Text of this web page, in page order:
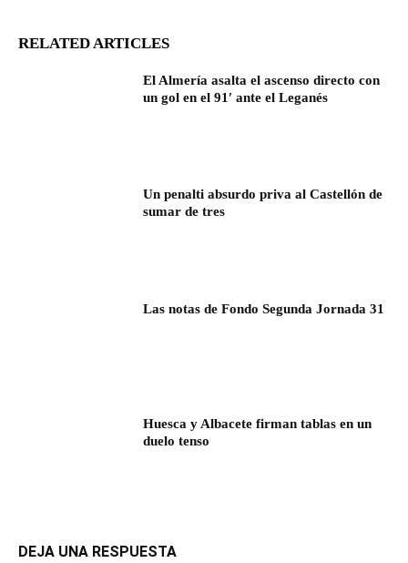
RELATED ARTICLES
El Almería asalta el ascenso directo con
un gol en el 91′ ante el Leganés
Un penalti absurdo priva al Castellón de
sumar de tres
Las notas de Fondo Segunda Jornada 31
Huesca y Albacete firman tablas en un
duelo tenso
DEJA UNA RESPUESTA